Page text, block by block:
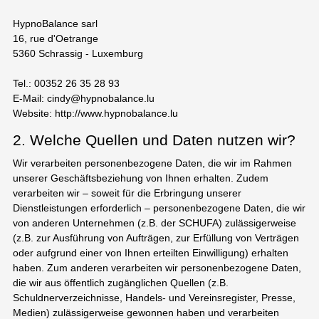
HypnoBalance sarl
16, rue d'Oetrange
5360 Schrassig - Luxemburg
Tel.: 00352 26 35 28 93
E-Mail: cindy@hypnobalance.lu
Website: http://www.hypnobalance.lu
2. Welche Quellen und Daten nutzen wir?
Wir verarbeiten personenbezogene Daten, die wir im Rahmen
unserer Geschäftsbeziehung von Ihnen erhalten. Zudem
verarbeiten wir – soweit für die Erbringung unserer
Dienstleistungen erforderlich – personenbezogene Daten, die wir
von anderen Unternehmen (z.B. der SCHUFA) zulässigerweise
(z.B. zur Ausführung von Aufträgen, zur Erfüllung von Verträgen
oder aufgrund einer von Ihnen erteilten Einwilligung) erhalten
haben. Zum anderen verarbeiten wir personenbezogene Daten,
die wir aus öffentlich zugänglichen Quellen (z.B.
Schuldnerverzeichnisse, Handels- und Vereinsregister, Presse,
Medien) zulässigerweise gewonnen haben und verarbeiten